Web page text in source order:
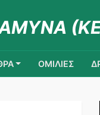
ΑΜΥΝΑ
ΟΜΙΛΙΕΣ